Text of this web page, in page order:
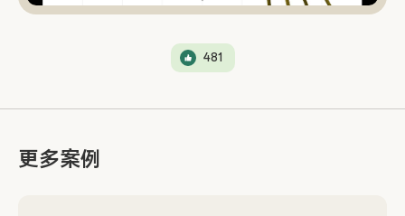
481
更多案例